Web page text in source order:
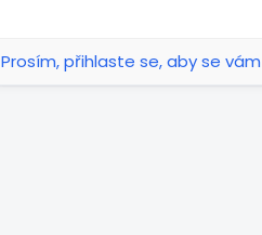
Prosím, přihlaste se, aby se